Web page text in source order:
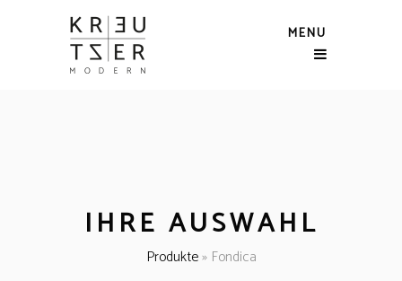
MENU
IHRE AUSWAHL
Produkte» Fondica